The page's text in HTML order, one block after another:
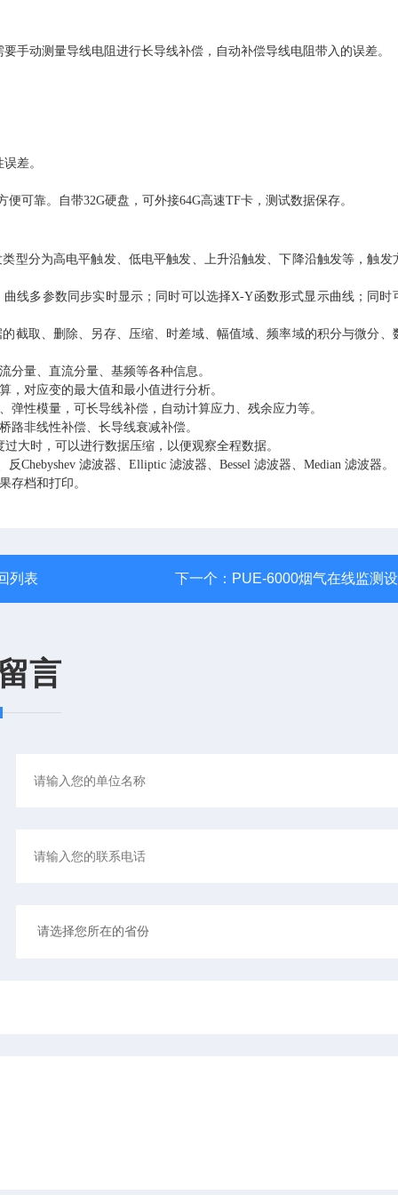
手动测量导线电阻进行长导线补偿，自动补偿导线电阻带入的误差。
差。
便可靠。自带32G硬盘，可外接64G高速TF卡，测试数据保存。
型分为高电平触发、低电平触发、上升沿触发、下降沿触发等，触发
线多参数同步实时显示；同时可以选择X-Y函数形式显示曲线；同时
截取、删除、另存、压缩、时差域、幅值域、频率域的积分与微分、
分量、直流分量、基频等各种信息。
，对应变的最大值和最小值进行分析。
性模量，可长导线补偿，自动计算应力、残余应力等。
路非线性补偿、长导线衰减补偿。
大时，可以进行数据压缩，以便观察全程数据。
反Chebyshev 滤波器、Elliptic 滤波器、Bessel 滤波器、Median 滤波器。
存档和打印。
列表 下一个： PUE-6000烟气在线监测
言